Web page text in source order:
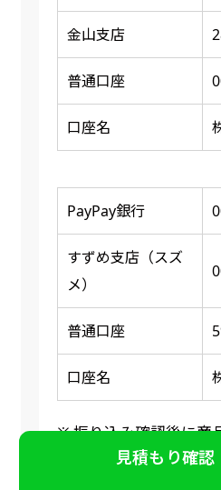
金山支店
普通口座
口座名
PayPay銀行
すずめ支店（スズ
メ）
普通口座
口座名
※ 振り込み確認後に商
手続きに入ります。（
見積もり確認